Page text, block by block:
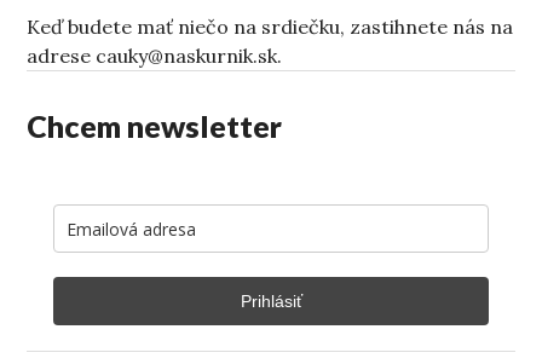
Keď budete mať niečo na srdiečku, zastihnete nás na
adrese cauky@naskurnik.sk.
Chcem newsletter
Prihlásiť